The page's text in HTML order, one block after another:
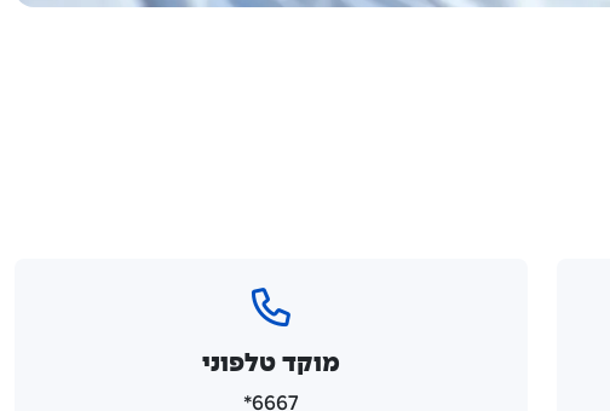
מוקד טלפוני
6667*